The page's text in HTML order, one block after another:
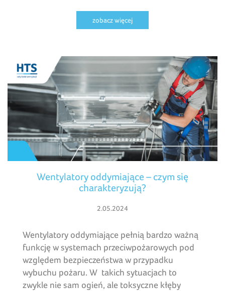
zobacz więcej
Wentylatory oddymiające – czym się
charakteryzują?
2.05.2024
Wentylatory oddymiające pełnią bardzo ważną
funkcję w systemach przeciwpożarowych pod
względem bezpieczeństwa w przypadku
wybuchu pożaru. W takich sytuacjach to
zwykle nie sam ogień, ale toksyczne kłęby